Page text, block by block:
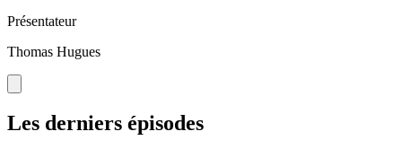
Présentateur
Thomas Hugues
Les derniers épisodes